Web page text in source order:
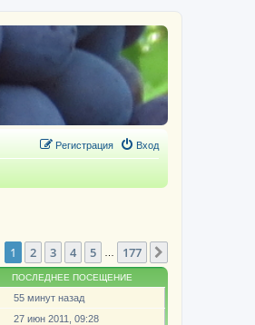
Вход
Регистрация
Страница1 из 177
1 2 3 4 5 177
ПОСЛЕДНЕЕ ПОСЕЩЕНИЕ
55 минут назад
27 июн 2011, 09:28